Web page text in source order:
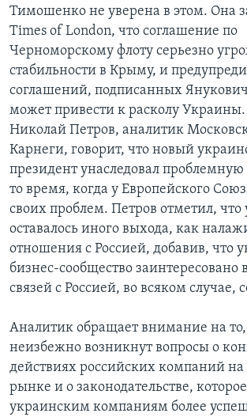
Тимошенко не уверена в этом. Она
Times of London, что соглашение по
Черноморскому флоту серьезно
стабильности в Крыму, и
соглашений, подписанных
может привести к расколу Украины.
Николай Петров, аналитик
Карнеги, говорит, что новый
президент унаследовал
то время, когда у Европейского
своих проблем. Петров отметил, что
оставалось иного выхода, как
отношения с Россией, добавив, что
бизнес-сообщество заинтересовано
связей с Россией, во всяком случае,
Аналитик обращает внимание на то,
неизбежно возникнут вопросы о
действиях российских компаний
рынке и о законодательстве,
украинским компаниям более